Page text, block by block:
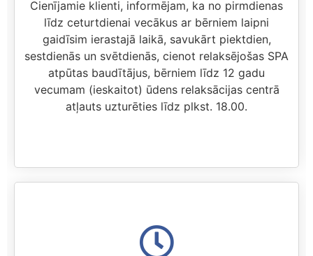
Cienījamie klienti, informējam, ka no pirmdienas
līdz ceturtdienai vecākus ar bērniem laipni
gaidīsim ierastajā laikā, savukārt piektdien,
sestdienās un svētdienās, cienot relaksējošas SPA
atpūtas baudītājus, bērniem līdz 12 gadu
vecumam (ieskaitot) ūdens relaksācijas centrā
atļauts uzturēties līdz plkst. 18.00.